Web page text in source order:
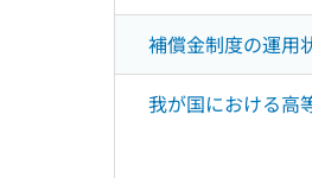
補償金制度の運用
我が国における高